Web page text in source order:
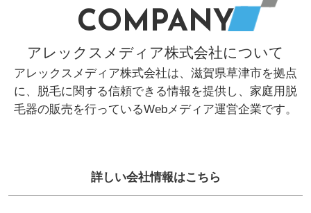
COMPANY
アレックスメディア株式会社について
アレックスメディア株式会社は、滋賀県草津市を拠点
に、脱毛に関する信頼できる情報を提供し、家庭用脱
毛器の販売を行っているWebメディア運営企業です。
詳しい会社情報はこちら